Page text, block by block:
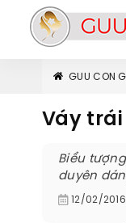
GUU CON
Váy trái
Biểu
duyên
12/02/2016